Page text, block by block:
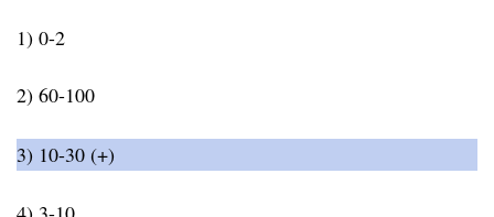
1) 0-2
2) 60-100
3) 10-30 (+)